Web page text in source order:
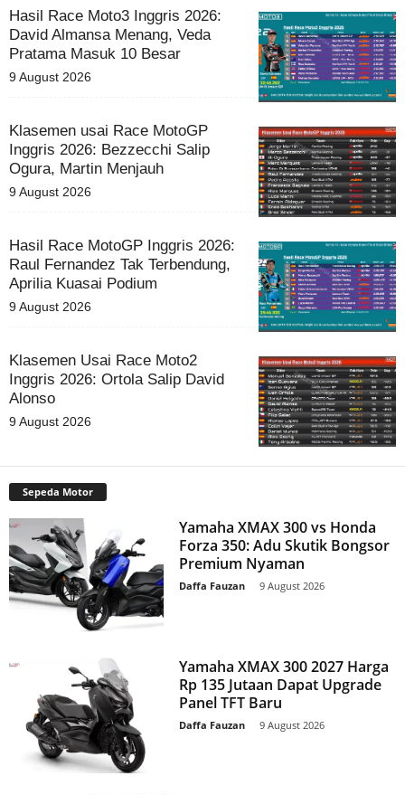
Hasil Race Moto3 Inggris 2026:
David Almansa Menang, Veda
Pratama Masuk 10 Besar
9 August 2026
Klasemen usai Race MotoGP
Inggris 2026: Bezzecchi Salip
Ogura, Martin Menjauh
9 August 2026
Hasil Race MotoGP Inggris 2026:
Raul Fernandez Tak Terbendung,
Aprilia Kuasai Podium
9 August 2026
Klasemen Usai Race Moto2
Inggris 2026: Ortola Salip David
Alonso
9 August 2026
Sepeda Motor
Yamaha XMAX 300 vs Honda
Forza 350: Adu Skutik Bongsor
Premium Nyaman
Daffa Fauzan 9 August 2026
Yamaha XMAX 300 2027 Harga
Rp 135 Jutaan Dapat Upgrade
Panel TFT Baru
Daffa Fauzan 9 August 2026